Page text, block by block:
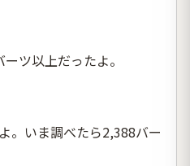
ツ以上だったよ。
。いま調べたら2,388バー